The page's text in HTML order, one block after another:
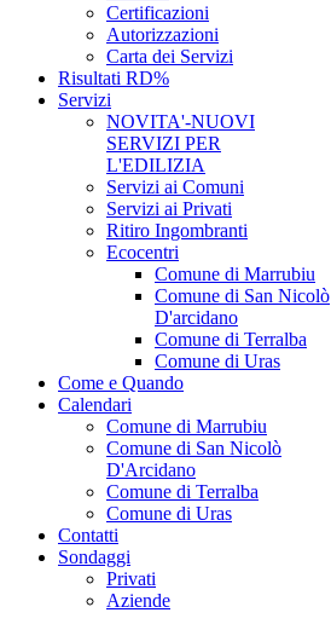
Certificazioni
Autorizzazioni
Carta dei Servizi
Risultati RD%
Servizi
NOVITA'-NUOVI
SERVIZI PER
L'EDILIZIA
Servizi ai Comuni
Servizi ai Privati
Ritiro Ingombranti
Ecocentri
Comune di Marrubiu
Comune di San Nicolò
D'arcidano
Comune di Terralba
Comune di Uras
Come e Quando
Calendari
Comune di Marrubiu
Comune di San Nicolò
D'Arcidano
Comune di Terralba
Comune di Uras
Contatti
Sondaggi
Privati
Aziende